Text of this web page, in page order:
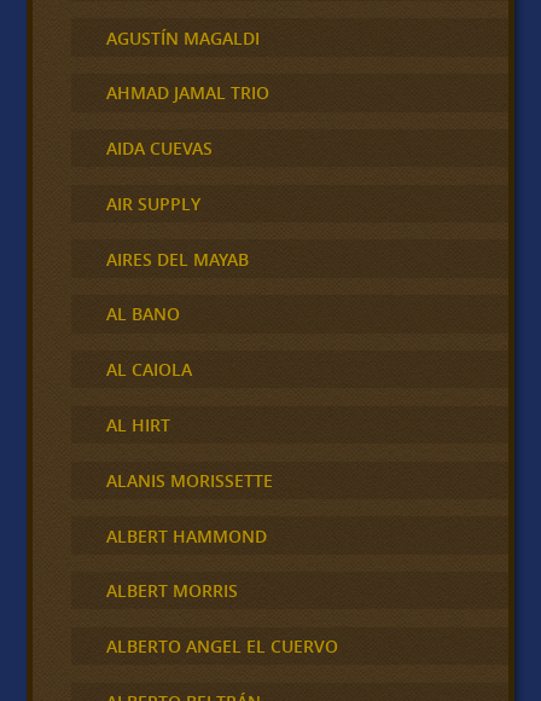
AGUSTÍN MAGALDI
AHMAD JAMAL TRIO
AIDA CUEVAS
AIR SUPPLY
AIRES DEL MAYAB
AL BANO
AL CAIOLA
AL HIRT
ALANIS MORISSETTE
ALBERT HAMMOND
ALBERT MORRIS
ALBERTO ANGEL EL CUERVO